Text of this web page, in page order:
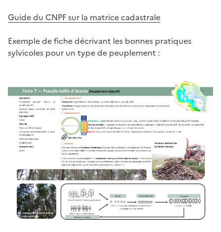
Guide du CNPF sur la matrice cadastrale
Exemple de fiche décrivant les bonnes pratiques
sylvicoles pour un type de peuplement :